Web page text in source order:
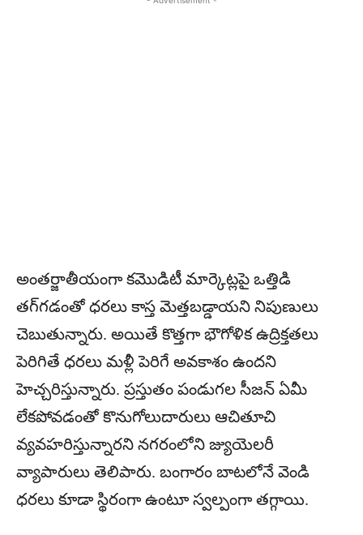
అంతర్జాతీయంగా కమొడిటీ మార్కెట్లపై ఒత్తిడి
తగ్గడంతో ధరలు కాస్త మెత్తబడ్డాయని నిపుణులు
చెబుతున్నారు. అయితే కొత్తగా భౌగోళిక ఉద్రిక్తతలు
పెరిగితే ధరలు మళ్లీ పెరిగే అవకాశం ఉందని
హెచ్చరిస్తున్నారు. ప్రస్తుతం పండుగల సీజన్ ఏమీ
లేకపోవడంతో కొనుగోలుదారులు ఆచితూచి
వ్యవహరిస్తున్నారని నగరంలోని జ్యుయెలరీ
వ్యాపారులు తెలిపారు. బంగారం బాటలోనే వెండి
ధరలు కూడా స్థిరంగా ఉంటూ స్వల్పంగా తగ్గాయి.